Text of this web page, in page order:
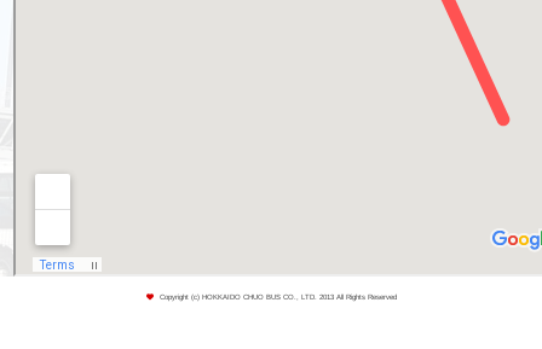
Copyright (c) HOKKAIDO CHUO BUS CO., LTD. 2013 All Rights Reserved